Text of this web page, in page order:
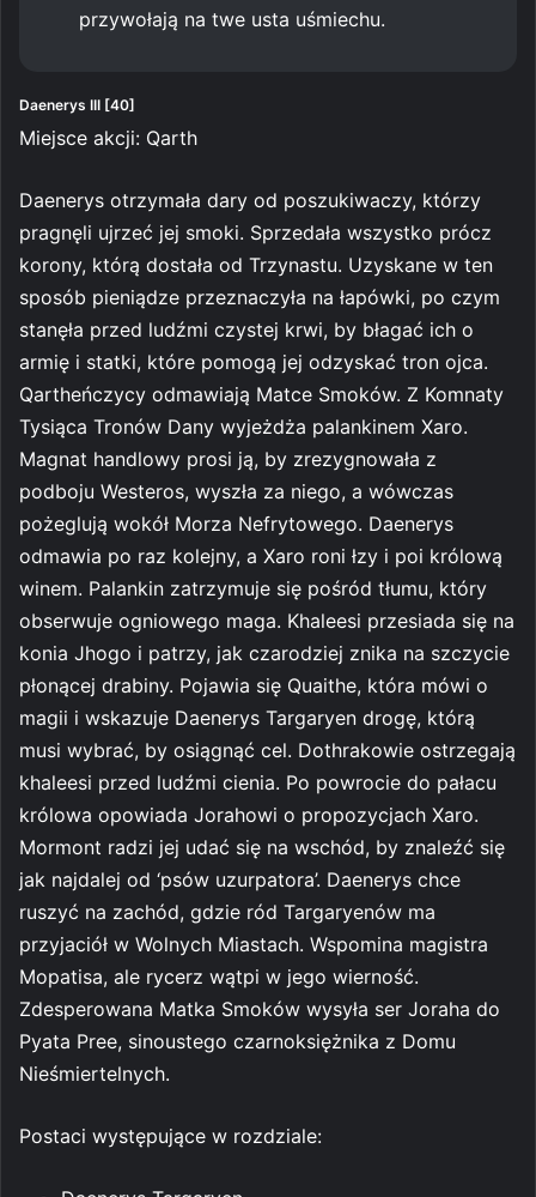
przywołają na twe usta uśmiechu.
Daenerys III [40]
Miejsce akcji: Qarth
Daenerys otrzymała dary od poszukiwaczy, którzy
pragnęli ujrzeć jej smoki. Sprzedała wszystko prócz
korony, którą dostała od Trzynastu. Uzyskane w ten
sposób pieniądze przeznaczyła na łapówki, po czym
stanęła przed ludźmi czystej krwi, by błagać ich o
armię i statki, które pomogą jej odzyskać tron ojca.
Qartheńczycy odmawiają Matce Smoków. Z Komnaty
Tysiąca Tronów Dany wyjeżdża palankinem Xaro.
Magnat handlowy prosi ją, by zrezygnowała z
podboju Westeros, wyszła za niego, a wówczas
pożeglują wokół Morza Nefrytowego. Daenerys
odmawia po raz kolejny, a Xaro roni łzy i poi królową
winem. Palankin zatrzymuje się pośród tłumu, który
obserwuje ogniowego maga. Khaleesi przesiada się na
konia Jhogo i patrzy, jak czarodziej znika na szczycie
płonącej drabiny. Pojawia się Quaithe, która mówi o
magii i wskazuje Daenerys Targaryen drogę, którą
musi wybrać, by osiągnąć cel. Dothrakowie ostrzegają
khaleesi przed ludźmi cienia. Po powrocie do pałacu
królowa opowiada Jorahowi o propozycjach Xaro.
Mormont radzi jej udać się na wschód, by znaleźć się
jak najdalej od ‘psów uzurpatora’. Daenerys chce
ruszyć na zachód, gdzie ród Targaryenów ma
przyjaciół w Wolnych Miastach. Wspomina magistra
Mopatisa, ale rycerz wątpi w jego wierność.
Zdesperowana Matka Smoków wysyła ser Joraha do
Pyata Pree, sinoustego czarnoksiężnika z Domu
Nieśmiertelnych.
Postaci występujące w rozdziale: